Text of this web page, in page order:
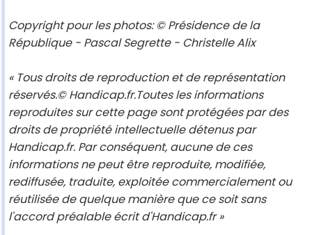
Copyright pour les photos: © Présidence de la
République - Pascal Segrette - Christelle Alix
« Tous droits de reproduction et de représentation
réservés.© Handicap.fr.Toutes les informations
reproduites sur cette page sont protégées par des
droits de propriété intellectuelle détenus par
Handicap.fr. Par conséquent, aucune de ces
informations ne peut être reproduite, modifiée,
rediffusée, traduite, exploitée commercialement ou
réutilisée de quelque manière que ce soit sans
l'accord préalable écrit d'Handicap.fr »